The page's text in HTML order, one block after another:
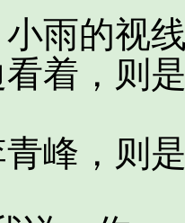
的视线
着，则
，则是